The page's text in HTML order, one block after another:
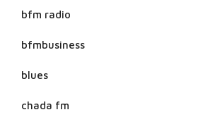
bfm radio
bfmbusiness
blues
chada fm